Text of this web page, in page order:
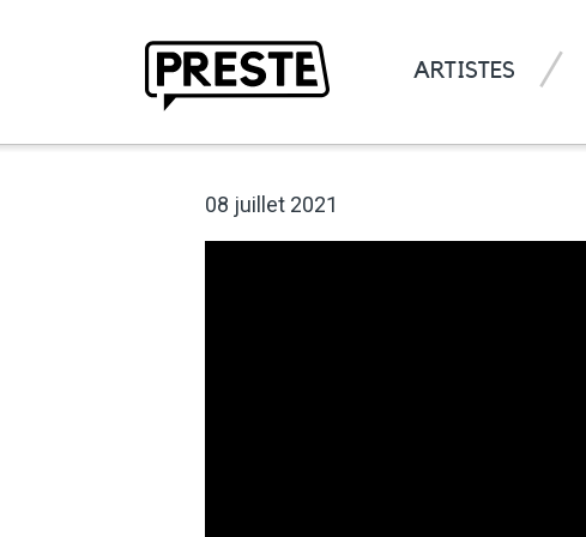
ARTISTES
08 juillet 2021